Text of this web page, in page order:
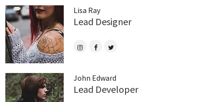
Lisa Ray
Lead Designer
John Edward
Lead Developer